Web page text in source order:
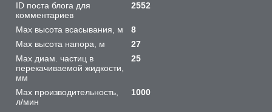
ID поста блога для
комментариев
2552
Max высота всасывания, м
8
Max высота напора, м
27
Max диам. частиц в
перекачиваемой жидкости,
мм
25
Max производительность,
л/мин
1000